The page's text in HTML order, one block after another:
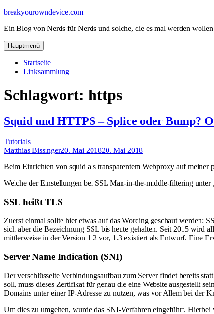
Zum
springen
breakyourowndevice.com
Ein Blog von Nerds für Nerds und solche, die es mal werden wollen
Hauptmenü
Startseite
Linksammlung
Schlagwort: https
Squid und HTTPS – Splice oder Bump?
Tutorials
Matthias Bissinger20. Mai 201820. Mai 2018
Beim Einrichten von squid als transparentem Webproxy auf meiner
Welche der Einstellungen bei SSL Man-in-the-middle-filtering
SSL heißt TLS
Zuerst einmal sollte hier etwas auf das Wording geschaut werden:
sich aber die Bezeichnung SSL bis heute gehalten. Seit 2015 wird
mittlerweise in der Version 1.2 vor, 1.3 existiert als Entwurf. Eine
Server Name Indication (SNI)
Der verschlüsselte Verbindungsaufbau zum Server findet bereits
soll, muss dieses Zertifikat für genau die eine Website ausgestellt
Domains unter einer IP-Adresse zu nutzen, was vor Allem bei der
Um dies zu umgehen, wurde das SNI-Verfahren eingeführt.